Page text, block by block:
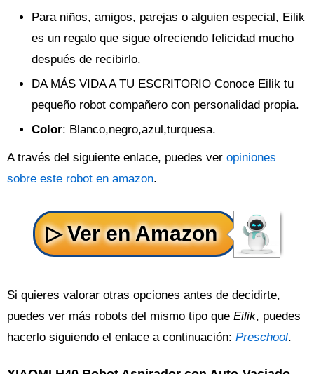
Para niños, amigos, parejas o alguien especial, Eilik
es un regalo que sigue ofreciendo felicidad mucho
después de recibirlo.
DA MÁS VIDA A TU ESCRITORIO Conoce Eilik tu
pequeño robot compañero con personalidad propia.
Color: Blanco,negro,azul,turquesa.
A través del siguiente enlace, puedes ver opiniones
sobre este robot en amazon.
Si quieres valorar otras opciones antes de decidirte,
puedes ver más robots del mismo tipo que Eilik, puedes
hacerlo siguiendo el enlace a continuación: Preschool.